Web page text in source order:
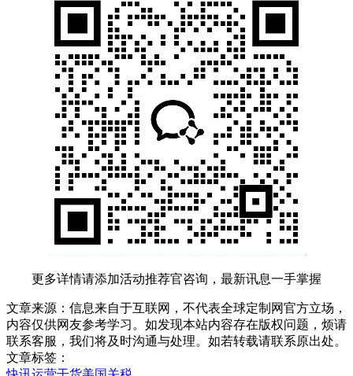
更多详情请添加活动推荐官咨询，最新讯息一手掌握
文章来源：信息来自于互联网，不代表全球定制网官方立场，
内容仅供网友参考学习。如发现本站内容存在版权问题，烦请
联系客服，我们将及时沟通与处理。如若转载请联系原出处。
文章标签：